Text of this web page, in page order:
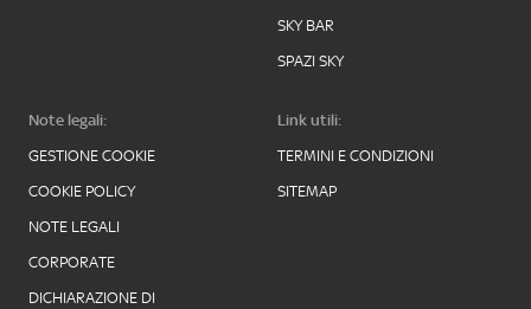
SKY BAR
SPAZI SKY
Note legali:
GESTIONE COOKIE
COOKIE POLICY
NOTE LEGALI
CORPORATE
DICHIARAZIONE DI
Link utili:
TERMINI E CONDIZIONI
SITEMAP